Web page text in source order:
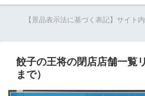
【景品表示法に基づく表記】サイト
餃子の王将の閉店店舗一覧
まで）